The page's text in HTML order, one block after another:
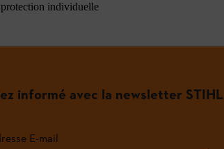
protection individuelle
informé avec la newsletter STIHL
E-mail